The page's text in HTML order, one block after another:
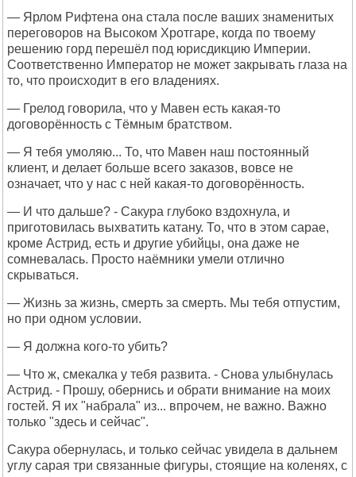
— Ярлом Рифтена она стала после ваших знаменитых
переговоров на Высоком Хротгаре, когда по твоему
решению горд перешёл под юрисдикцию Империи.
Соответственно Император не может закрывать глаза на
то, что происходит в его владениях.
— Грелод говорила, что у Мавен есть какая-то
договорённость с Тёмным братством.
— Я тебя умоляю... То, что Мавен наш постоянный
клиент, и делает больше всего заказов, вовсе не
означает, что у нас с ней какая-то договорённость.
— И что дальше? - Сакура глубоко вздохнула, и
приготовилась выхватить катану. То, что в этом сарае,
кроме Астрид, есть и другие убийцы, она даже не
сомневалась. Просто наёмники умели отлично
скрываться.
— Жизнь за жизнь, смерть за смерть. Мы тебя отпустим,
но при одном условии.
— Я должна кого-то убить?
— Что ж, смекалка у тебя развита. - Снова улыбнулась
Астрид. - Прошу, обернись и обрати внимание на моих
гостей. Я их "набрала" из... впрочем, не важно. Важно
только "здесь и сейчас".
Сакура обернулась, и только сейчас увидела в дальнем
углу сарая три связанные фигуры, стоящие на коленях, с